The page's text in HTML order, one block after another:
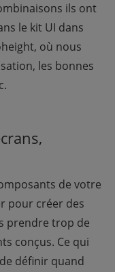
ils ont
le kit UI dans
où nous
les bonnes
de votre
pour créer des
prendre trop de
conçus. Ce qui
définir quand